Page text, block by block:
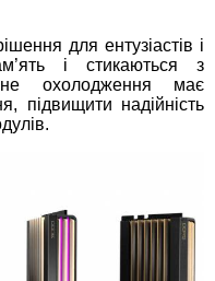
для ентузіастів і
і стикаються з
охолодження має
підвищити надійність